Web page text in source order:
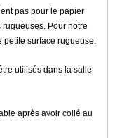
pas pour le papier
Pour notre
petite surface rugueuse.
utilisés dans la salle
après avoir collé au